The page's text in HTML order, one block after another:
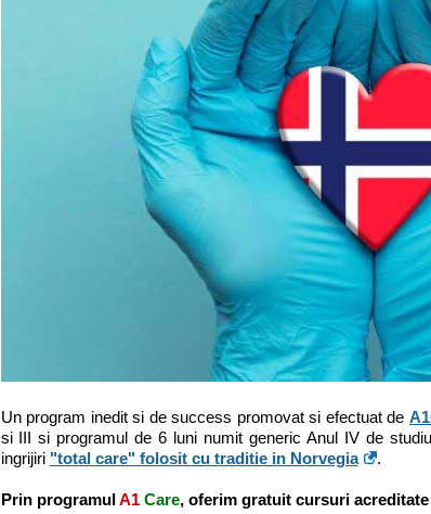
Un program inedit si de success promovat si efectuat de
si III si programul de 6 luni numit generic Anul IV de
ingrijiri "total care" folosit cu traditie in Norvegia .
Prin programulA1 Care, oferim gratuit cursuri acreditate